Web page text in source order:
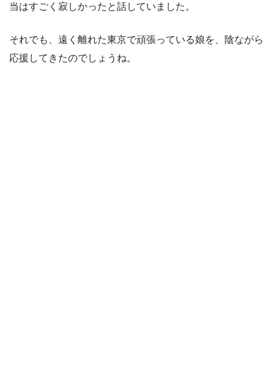
当はすごく寂しかったと話していました。
それでも、遠く離れた東京で頑張っている娘を、陰ながら
応援してきたのでしょうね。